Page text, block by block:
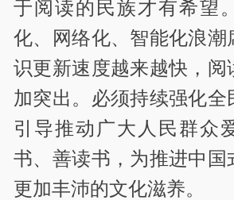
于阅读的民族才有希望
化、网络化、智能化浪潮
识更新速度越来越快，阅
加突出。必须持续强化全
引导推动广大人民群众
书、善读书，为推进中国
更加丰沛的文化滋养。